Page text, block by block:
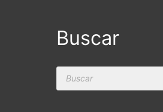
Buscar
Products
search